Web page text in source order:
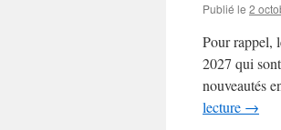
Publié le 2
Pour rappel,
2027 qui
nouveautés
lecture →